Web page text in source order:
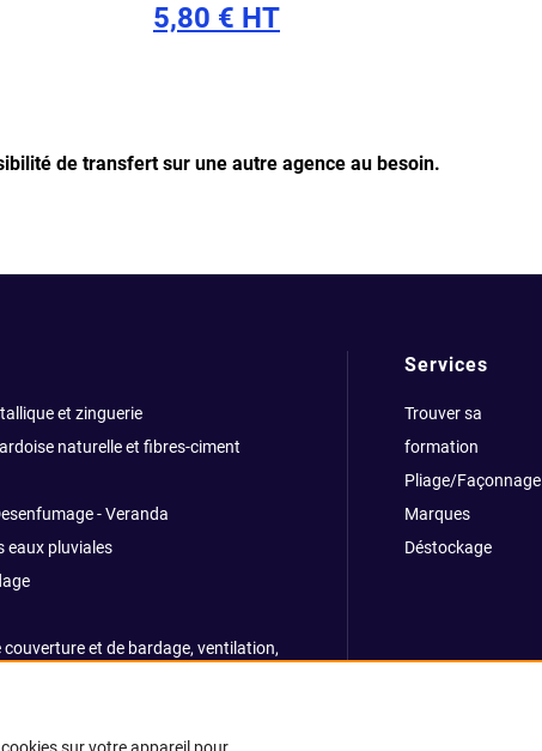
5,80 € HT
de transfert sur une autre agence au besoin.
et zinguerie
naturelle et fibres-ciment
- Veranda
eaux pluviales
couverture et de bardage, ventilation,
Services
Trouver sa
formation
Pliage/Façonnage
Marques
Déstockage